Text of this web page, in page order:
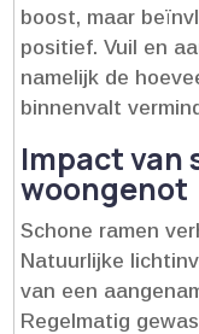
boost, maar
positief.​ Vuil en
namelijk de
binnenvalt
Impact van
woongenot
Schone ramen
Natuurlijke
van een
Regelmatig